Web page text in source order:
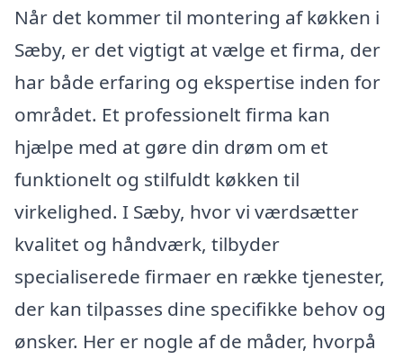
Når det kommer til montering af køkken i
Sæby, er det vigtigt at vælge et firma, der
har både erfaring og ekspertise inden for
området. Et professionelt firma kan
hjælpe med at gøre din drøm om et
funktionelt og stilfuldt køkken til
virkelighed. I Sæby, hvor vi værdsætter
kvalitet og håndværk, tilbyder
specialiserede firmaer en række tjenester,
der kan tilpasses dine specifikke behov og
ønsker. Her er nogle af de måder, hvorpå